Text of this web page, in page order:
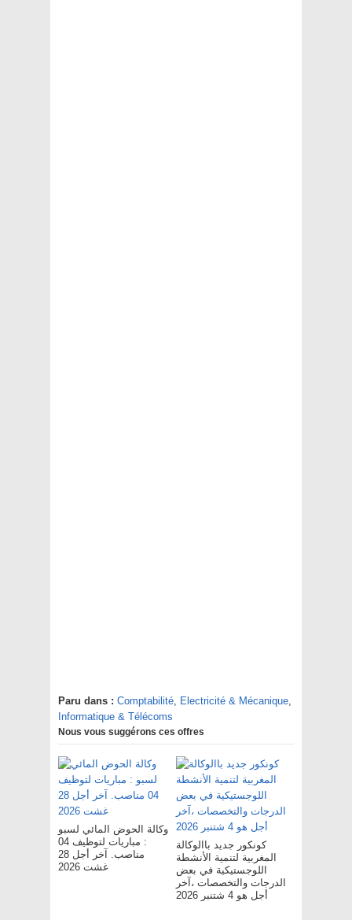
Paru dans : Comptabilité, Electricité & Mécanique,
Informatique & Télécoms
Nous vous suggérons ces offres
وكالة الحوض المائي لسبو
: مباريات لتوظيف 04
مناصب. آخر أجل 28
غشت 2026
كونكور جديد باالوكالة
المغربية لتنمية الأنشطة
اللوجستيكية في بعض
الدرجات والتخصصات ،آخر
أجل هو 4 شتنبر 2026